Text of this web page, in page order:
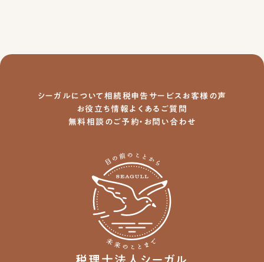
シーガルについて相続税申告サービスお客様の声
お役立ち情報よくあるご質問
無料相談のご予約・お問い合わせ